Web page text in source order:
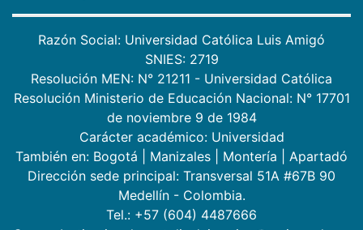
Razón Social: Universidad Católica Luis Amigó
SNIES: 2719
Resolución MEN: N° 21211 - Universidad Católica
Resolución Ministerio de Educación Nacional: N° 17701
de noviembre 9 de 1984
Carácter académico: Universidad
También en: Bogotá Manizales Montería
Apartadó
Dirección sede principal: Transversal 51A #67B 90
Medellín - Colombia.
Tel.: +57 (604) 4487666